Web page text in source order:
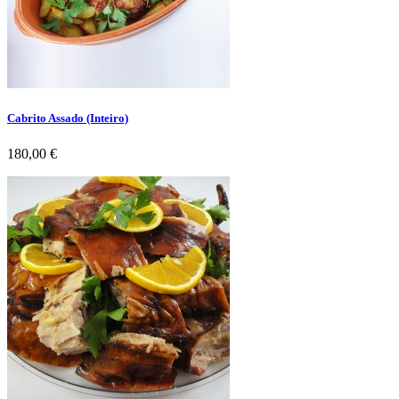
Cabrito Assado (Inteiro)
Preço
180,00 €